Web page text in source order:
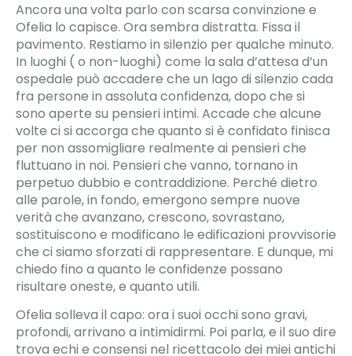
Ancora una volta parlo con scarsa convinzione e
Ofelia lo capisce. Ora sembra distratta. Fissa il
pavimento. Restiamo in silenzio per qualche minuto.
In luoghi ( o non-luoghi) come la sala d’attesa d’un
ospedale può accadere che un lago di silenzio cada
fra persone in assoluta confidenza, dopo che si
sono aperte su pensieri intimi. Accade che alcune
volte ci si accorga che quanto si è confidato finisca
per non assomigliare realmente ai pensieri che
fluttuano in noi. Pensieri che vanno, tornano in
perpetuo dubbio e contraddizione. Perché dietro
alle parole, in fondo, emergono sempre nuove
verità che avanzano, crescono, sovrastano,
sostituiscono e modificano le edificazioni provvisorie
che ci siamo sforzati di rappresentare. E dunque, mi
chiedo fino a quanto le confidenze possano
risultare oneste, e quanto utili.
Ofelia solleva il capo: ora i suoi occhi sono gravi,
profondi, arrivano a intimidirmi. Poi parla, e il suo dire
trova echi e consensi nel ricettacolo dei miei antichi